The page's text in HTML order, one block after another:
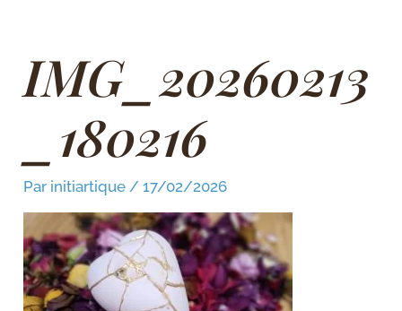
IMG_20260213
_180216
Par initiartique/17/02/2026